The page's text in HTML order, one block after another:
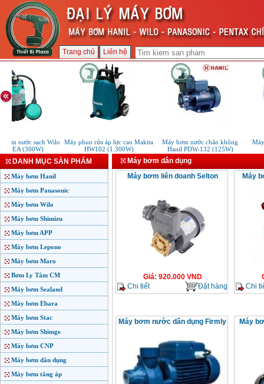
Trang chủ Liên hệ
nước sạch Wilo
(300W)
Máy phun rửa áp lực cao Makita
HW102 (1.300W)
Máy bơm nước chân không
Hanil PDW-132 (125W)
DANH MỤC SẢN PHẨM
Máy bơm Hanil
Máy bơm Panasonic
Máy bơm Wilo
Máy bơm Shimizu
Máy bơm APP
Máy bơm Lepono
Máy bơm Maro
Bơm Ly Tâm CM
Máy bơm Sealand
Máy bơm Ebara
Máy bơm Stac
Máy bơm Shimge
Máy bơm CNP
Máy bơm dân dụng
Máy bơm tăng áp
Máy bơm dân dụng
Máy bơm liên doanh Selton
Giá: 920.000VND
Chi tiết
Đặt hàng
Máy
Chi
Máy bơm nước dân dụng Firmly Máy